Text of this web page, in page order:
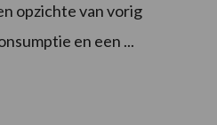
opzichte van vorig
en een ...